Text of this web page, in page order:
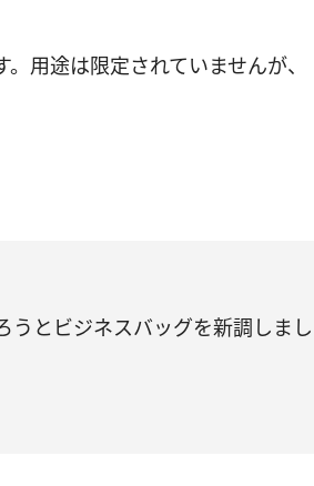
用途は限定されていませんが、
うとビジネスバッグを新調しまし